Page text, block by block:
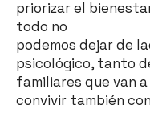
priorizar el
todo no
podemos dejar de
psicológico, tanto
familiares que van a
convivir también